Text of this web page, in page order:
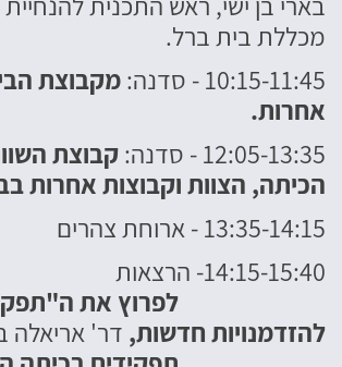
מכללת בית ברל.
10:15-11:45 - סדנה:
מקבוצת
אחרות.
12:05-13:35 - סדנה:
קבוצת
הכיתה, הצוות וקבוצות אחרות
13:35-14:15 - ארוחת צהרים
14:15-15:40- הרצאות
לפרוץ את
להזדמנויות חדשות, דר' אריאלה